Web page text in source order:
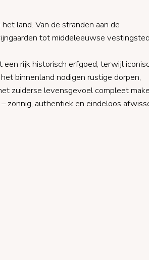
land. Van de stranden aan de
tot middeleeuwse
rijk historisch erfgoed, terwijl
binnenland nodigen rustige dorpen,
zuiderse levensgevoel compleet
zonnig, authentiek en eindeloos